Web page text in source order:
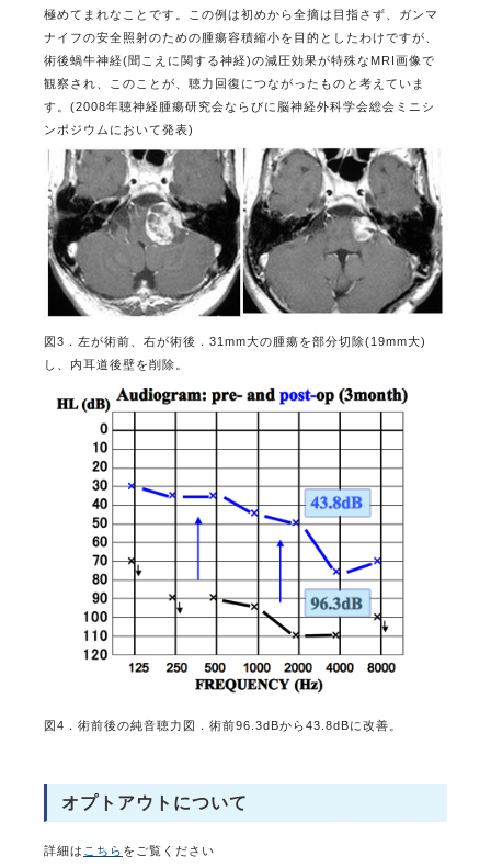
極めてまれなことです。この例は初めから全摘は目指さず、ガンマ
ナイフの安全照射のための腫瘍容積縮小を目的としたわけですが、
術後蝸牛神経(聞こえに関する神経)の減圧効果が特殊なMRI画像で
観察され、このことが、聴力回復につながったものと考えていま
す。(2008年聴神経腫瘍研究会ならびに脳神経外科学会総会ミニシ
ンポジウムにおいて発表)
図3．左が術前、右が術後．31mm大の腫瘍を部分切除(19mm大)
し、内耳道後壁を削除。
図4．術前後の純音聴力図．術前96.3dBから43.8dBに改善。
オプトアウトについて
詳細は こちら をご覧ください